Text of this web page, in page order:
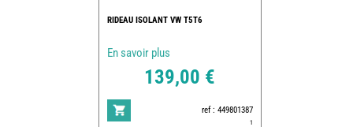
RIDEAU ISOLANT VW T5T6
En savoir plus
139,00 €
ref : 449801387
1